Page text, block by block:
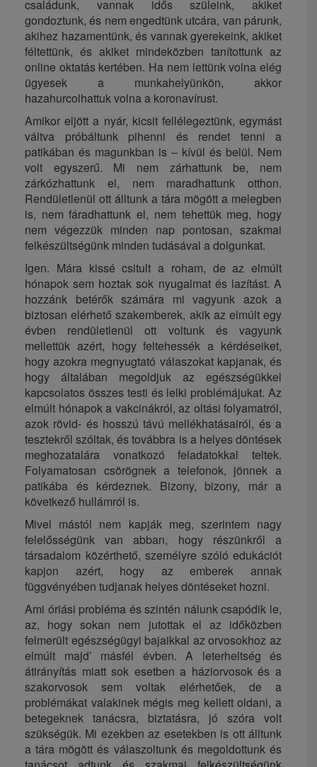
családunk, vannak idős szüleink, akiket
gondoztunk, és nem engedtünk utcára, van párunk,
akihez hazamentünk, és vannak gyerekeink, akiket
féltettünk, és akiket mindeközben tanítottunk az
online oktatás kertében. Ha nem lettünk volna elég
ügyesek a munkahelyünkön, akkor
hazahurcolhattuk volna a koronavírust.
Amikor eljött a nyár, kicsit fellélegeztünk, egymást
váltva próbáltunk pihenni és rendet tenni a
patikában és magunkban is – kívül és belül. Nem
volt egyszerű. Mi nem zárhattunk be, nem
zárkózhattunk el, nem maradhattunk otthon.
Rendületlenül ott álltunk a tára mögött a melegben
is, nem fáradhattunk el, nem tehettük meg, hogy
nem végezzük minden nap pontosan, szakmai
felkészültségünk minden tudásával a dolgunkat.
Igen. Mára kissé csitult a roham, de az elmúlt
hónapok sem hoztak sok nyugalmat és lazítást. A
hozzánk betérők számára mi vagyunk azok a
biztosan elérhető szakemberek, akik az elmúlt egy
évben rendületlenül ott voltunk és vagyunk
mellettük azért, hogy feltehessék a kérdéseiket,
hogy azokra megnyugtató válaszokat kapjanak, és
hogy általában megoldjuk az egészségükkel
kapcsolatos összes testi és lelki problémájukat. Az
elmúlt hónapok a vakcinákról, az oltási folyamatról,
azok rövid- és hosszú távú mellékhatásairól, és a
tesztekről szóltak, és továbbra is a helyes döntések
meghozatalára vonatkozó feladatokkal teltek.
Folyamatosan csörögnek a telefonok, jönnek a
patikába és kérdeznek. Bizony, bizony, már a
következő hullámról is.
Mivel mástól nem kapják meg, szerintem nagy
felelősségünk van abban, hogy részünkről a
társadalom közérthető, személyre szóló edukációt
kapjon azért, hogy az emberek annak
függvényében tudjanak helyes döntéseket hozni.
Ami óriási probléma és szintén nálunk csapódik le,
az, hogy sokan nem jutottak el az időközben
felmerült egészségügyi bajaikkal az orvosokhoz az
elmúlt majd’ másfél évben. A leterheltség és
átirányítás miatt sok esetben a háziorvosok és a
szakorvosok sem voltak elérhetőek, de a
problémákat valakinek mégis meg kellett oldani, a
betegeknek tanácsra, biztatásra, jó szóra volt
szükségük. Mi ezekben az esetekben is ott álltunk
a tára mögött és válaszoltunk és megoldottunk és